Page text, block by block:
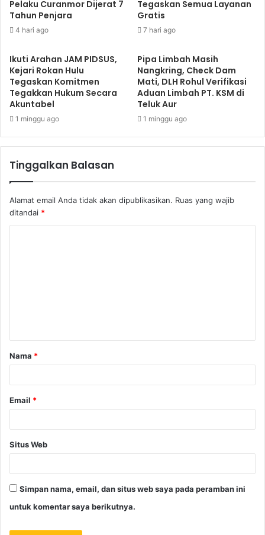
Pelaku Curanmor Dijerat 7
Tahun Penjara
4 hari ago
Tegaskan Semua Layanan
Gratis
7 hari ago
Ikuti Arahan JAM PIDSUS,
Kejari Rokan Hulu
Tegaskan Komitmen
Tegakkan Hukum Secara
Akuntabel
1 minggu ago
Pipa Limbah Masih
Nangkring, Check Dam
Mati, DLH Rohul Verifikasi
Aduan Limbah PT. KSM di
Teluk Aur
1 minggu ago
Tinggalkan Balasan
Alamat email Anda tidak akan dipublikasikan. Ruas yang wajib
ditandai *
Nama *
Email *
Situs Web
Simpan nama, email, dan situs web saya pada peramban ini
untuk komentar saya berikutnya.